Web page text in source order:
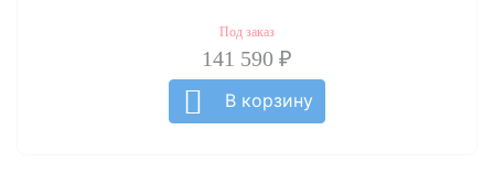
Под заказ
141 590 ₽
В корзину